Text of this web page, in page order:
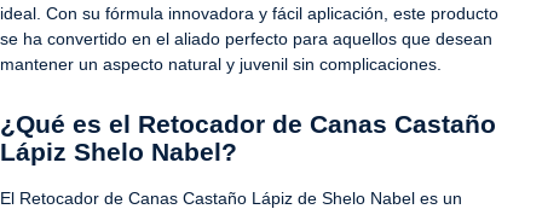
ideal. Con su fórmula innovadora y fácil aplicación, este producto
se ha convertido en el aliado perfecto para aquellos que desean
mantener un aspecto natural y juvenil sin complicaciones.
¿Qué es el Retocador de Canas Castaño
Lápiz Shelo Nabel?
El Retocador de Canas Castaño Lápiz de Shelo Nabel es un